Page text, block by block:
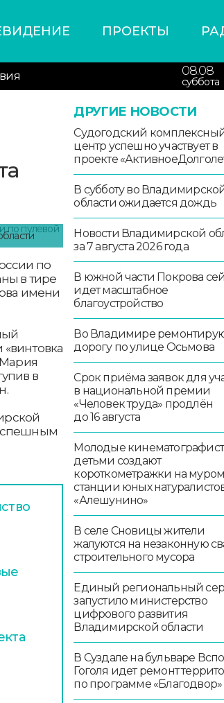
ПРОЕКТЫ
08.08
суббота
по
в тире
имени
Мария
в
ДРУГИЕ НОВОСТИ
Судогодский
центр успешно участвует в
проекте
В субботу во
области ожидается дождь
Новости Владимирской
за 7 августа 2026 года
В южной части Покрова
идет масштабное
благоустройство
Во Владимире
дорогу по улице Осьмова
Срок приёма заявок для
в национальной премии
«Человек труда» продлён
до 16 августа
Молодые
детьми создают
короткометражки на
станции юных
«Алешунино»
В селе Сновицы жители
жалуются на незаконную
строительного мусора
Единый региональный
запустило министерство
цифрового развития
Владимирской области
В Суздале на бульваре
Гоголя идет ремонт
по программе «Благодвор»